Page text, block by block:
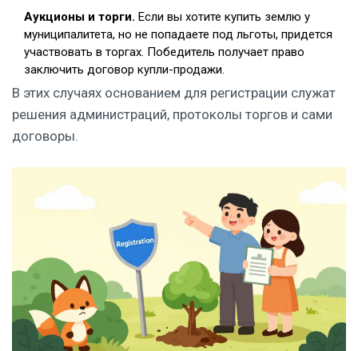
Аукционы и торги. Если вы хотите купить землю у
муниципалитета, но не попадаете под льготы, придется
участвовать в торгах. Победитель получает право
заключить договор купли-продажи.
В этих случаях основанием для регистрации служат
решения администраций, протоколы торгов и сами
договоры.